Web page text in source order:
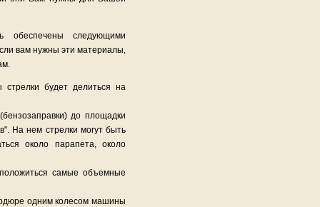
обеспечены следующими
вам нужны эти материалы,
стрелки будет делиться на
до площадки
На нем стрелки могут быть
около парапета, около
самые объемные
одним колесом машины